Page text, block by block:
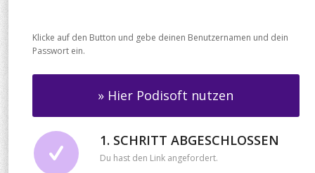
Klicke auf den Button und gebe deinen Benutzernamen und dein
Passwort ein.
» Hier Podisoft nutzen
1. SCHRITT ABGESCHLOSSEN
Du hast den Link angefordert.